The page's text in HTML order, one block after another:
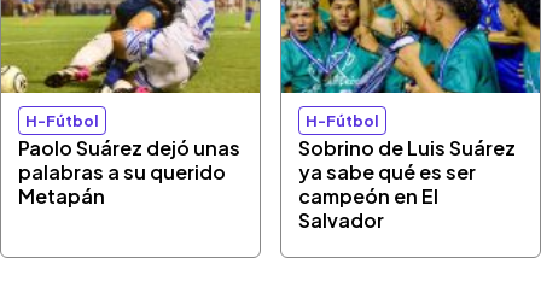
H-Fútbol
Paolo Suárez dejó unas
palabras a su querido
Metapán
H-Fútbol
Sobrino de Luis Suárez
ya sabe qué es ser
campeón en El
Salvador